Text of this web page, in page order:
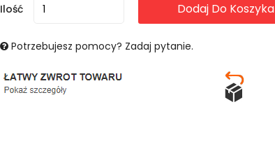
Ilość Dodaj Do Koszyka
Potrzebujesz pomocy? Zadaj pytanie.